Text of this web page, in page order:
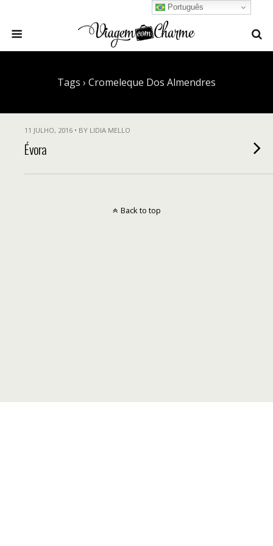
Tags › Cromeleque Dos Almendres
11 JULHO, 2016 • BY LIDIA MELLO
Évora
Português
Back to top